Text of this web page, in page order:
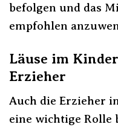
befolgen und das
empfohlen
Läuse im
Erzieher
Auch die Erzieher
eine wichtige Rolle